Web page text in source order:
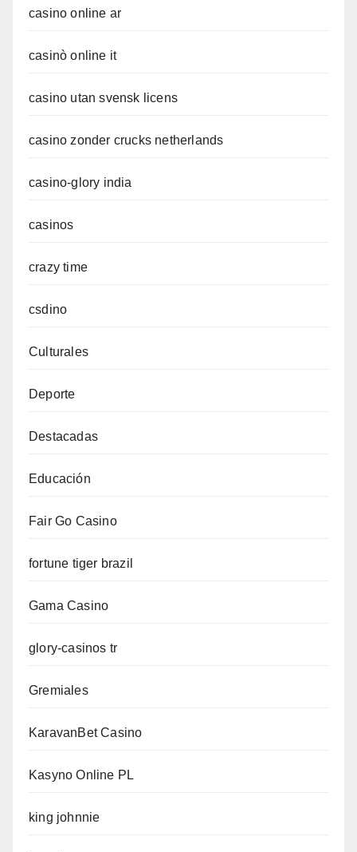
casino online ar
casinò online it
casino utan svensk licens
casino zonder crucks netherlands
casino-glory india
casinos
crazy time
csdino
Culturales
Deporte
Destacadas
Educación
Fair Go Casino
fortune tiger brazil
Gama Casino
glory-casinos tr
Gremiales
KaravanBet Casino
Kasyno Online PL
king johnnie